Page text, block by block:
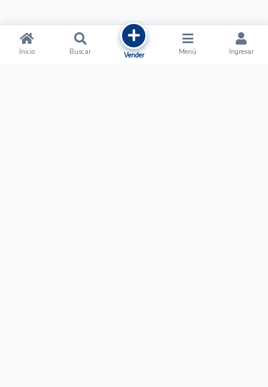
Inicio Buscar Vender Menú Ingresar